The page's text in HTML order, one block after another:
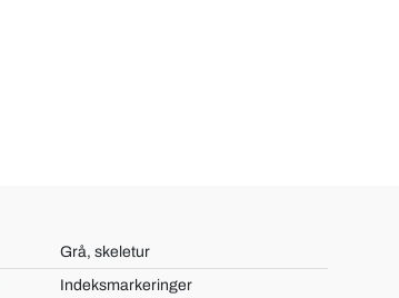
Grå, skeletur
Indeksmarkeringer